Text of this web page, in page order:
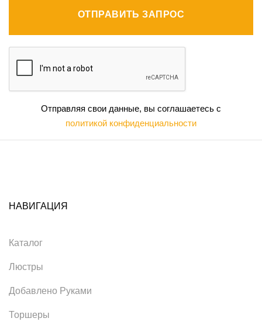
ОТПРАВИТЬ ЗАПРОС
Отправляя свои данные, вы соглашаетесь с
политикой конфиденциальности
НАВИГАЦИЯ
Каталог
Люстры
Добавлено Руками
Торшеры